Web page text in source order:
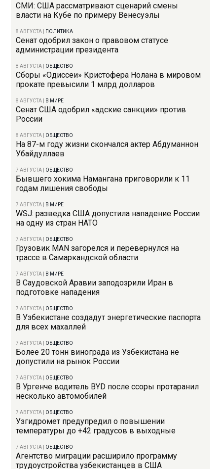
СМИ: США рассматривают сценарий смены
власти на Кубе по примеру Венесуэлы
8 АВГУСТА ПОЛИТИКА
Сенат одобрил закон о правовом статусе
администрации президента
8 АВГУСТА ОБЩЕСТВО
Сборы «Одиссеи» Кристофера Нолана в мировом
прокате превысили 1 млрд долларов
8 АВГУСТА В МИРЕ
Сенат США одобрил «адские санкции» против
России
8 АВГУСТА ОБЩЕСТВО
На 87-м году жизни скончался актер Абдуманнон
Убайдуллаев
7 АВГУСТА ОБЩЕСТВО
Бывшего хокима Намангана приговорили к 11
годам лишения свободы
7 АВГУСТА В МИРЕ
WSJ: разведка США допустила нападение России
на одну из стран НАТО
7 АВГУСТА ОБЩЕСТВО
Грузовик MAN загорелся и перевернулся на
трассе в Самаркандской области
7 АВГУСТА В МИРЕ
В Саудовской Аравии заподозрили Иран в
подготовке нападения
7 АВГУСТА ОБЩЕСТВО
В Узбекистане создадут энергетические паспорта
для всех махаллей
7 АВГУСТА ОБЩЕСТВО
Более 20 тонн винограда из Узбекистана не
допустили на рынок России
7 АВГУСТА ОБЩЕСТВО
В Ургенче водитель BYD после ссоры протаранил
несколько автомобилей
7 АВГУСТА ОБЩЕСТВО
Узгидромет предупредил о повышении
температуры до +42 градусов в выходные
7 АВГУСТА ОБЩЕСТВО
Агентство миграции расширило программу
трудоустройства узбекистанцев в США